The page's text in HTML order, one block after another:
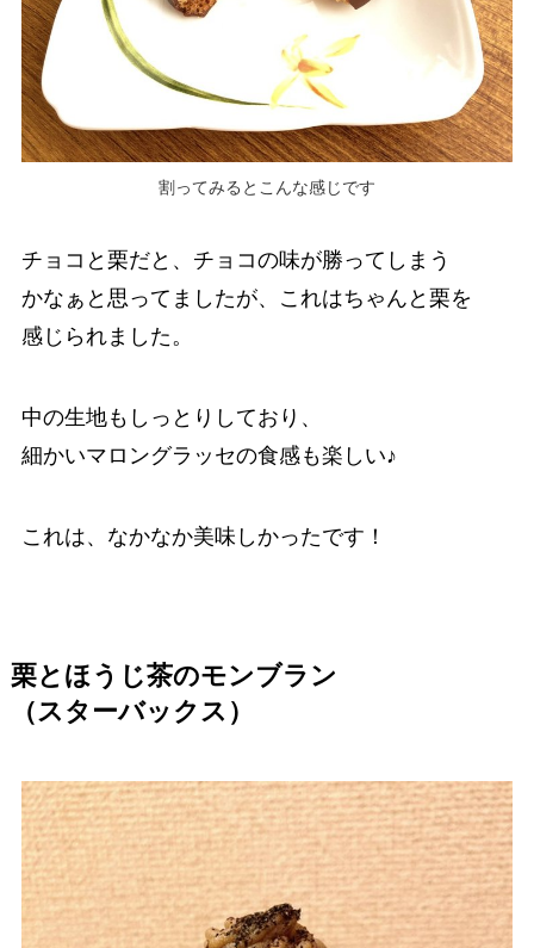
割ってみるとこんな感じです
チョコと栗だと、チョコの味が勝ってしまう
かなぁと思ってましたが、これはちゃんと栗を
感じられました。
中の生地もしっとりしており、
細かいマロングラッセの食感も楽しい♪
これは、なかなか美味しかったです！
栗とほうじ茶のモンブラン
（スターバックス）